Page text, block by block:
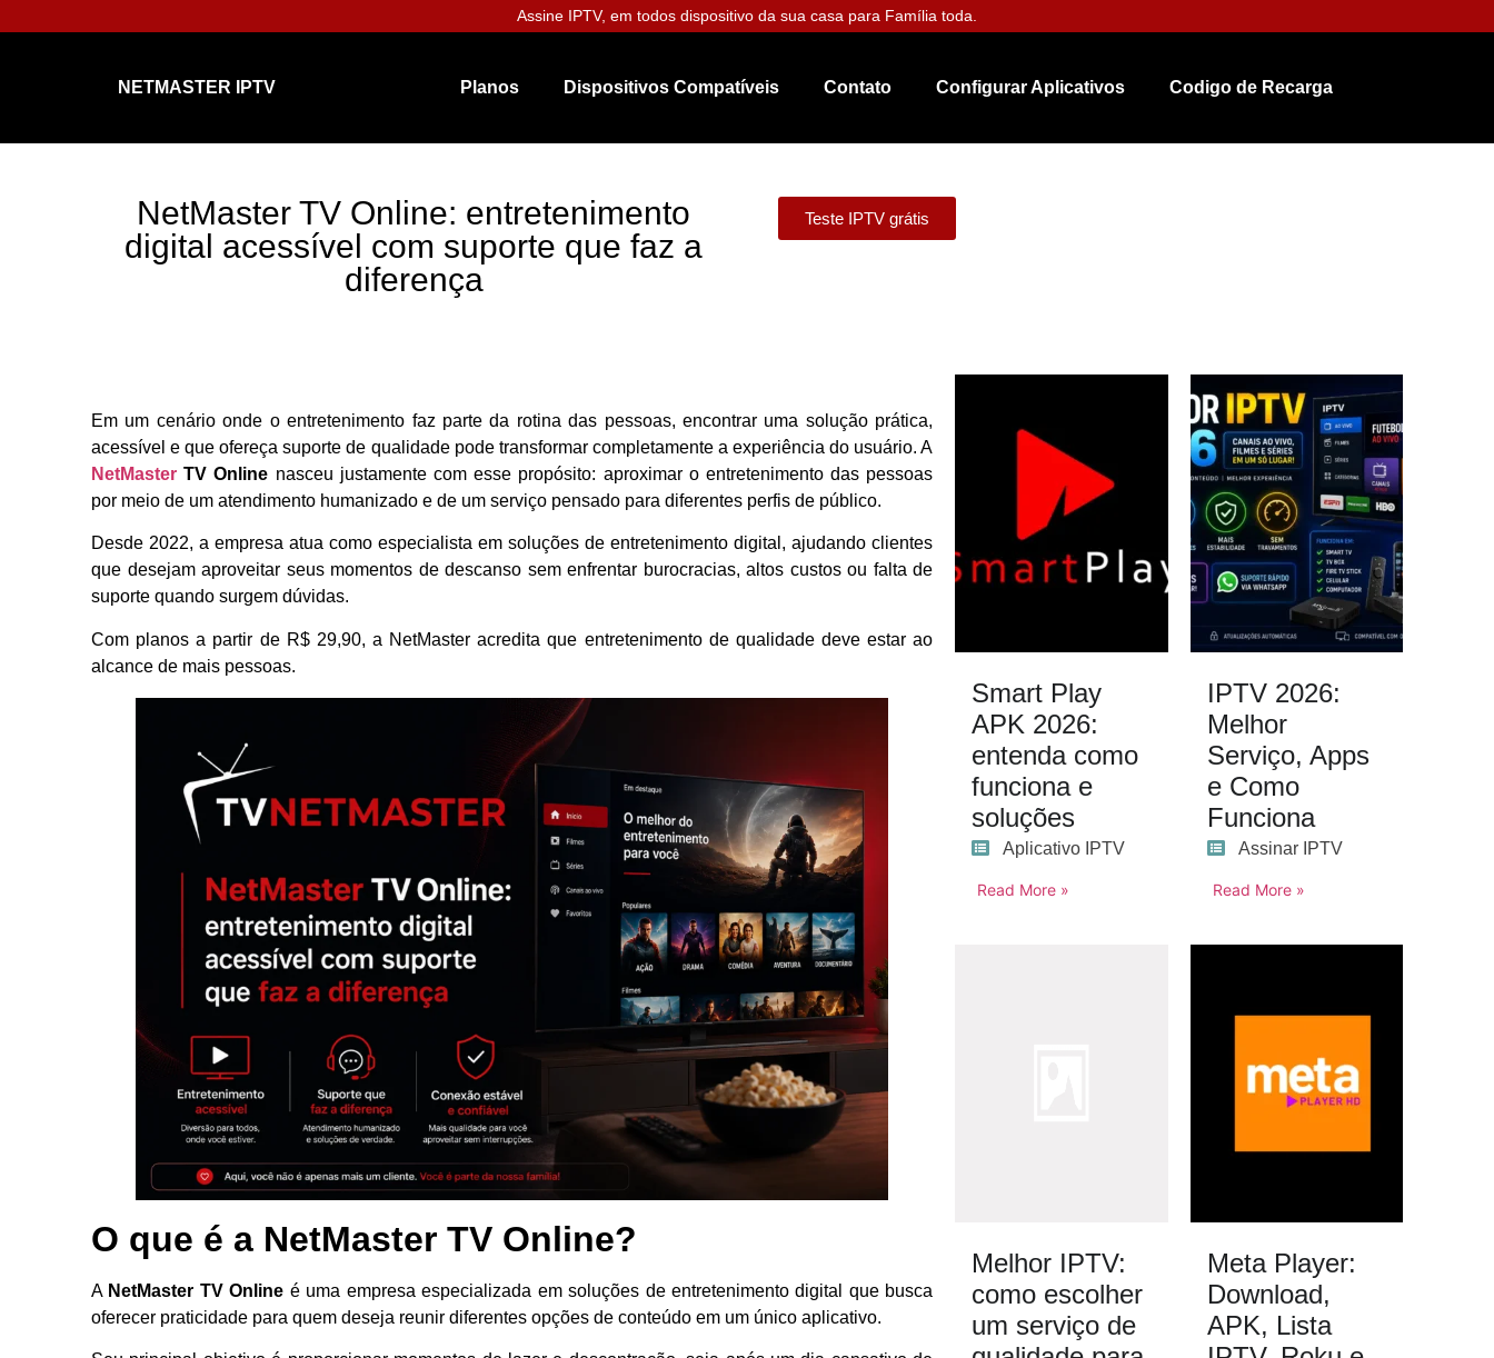
Assine IPTV, em todos dispositivo da sua casa para Família toda.
NETMASTER IPTV Planos Dispositivos Compatíveis Contato Configurar Aplicativos Codigo de Recarga
NetMaster TV Online: entretenimento
digital acessível com suporte que faz a
diferença
Teste IPTV grátis
Em um cenário onde o entretenimento faz parte da rotina das pessoas, encontrar uma solução prática,
acessível e que ofereça suporte de qualidade pode transformar completamente a experiência do usuário. A
NetMaster TV Online nasceu justamente com esse propósito: aproximar o entretenimento das pessoas
por meio de um atendimento humanizado e de um serviço pensado para diferentes perfis de público.
Desde 2022, a empresa atua como especialista em soluções de entretenimento digital, ajudando clientes
que desejam aproveitar seus momentos de descanso sem enfrentar burocracias, altos custos ou falta de
suporte quando surgem dúvidas.
Com planos a partir de R$ 29,90, a NetMaster acredita que entretenimento de qualidade deve estar ao
alcance de mais pessoas.
O que é a NetMaster TV Online?
A NetMaster TV Online é uma empresa especializada em soluções de entretenimento digital que busca
oferecer praticidade para quem deseja reunir diferentes opções de conteúdo em um único aplicativo.
Smart Play
APK 2026:
entenda como
funciona e
soluções
Aplicativo IPTV
Read More »
IPTV 2026:
Melhor
Serviço, Apps
e Como
Funciona
Assinar IPTV
Read More »
Melhor IPTV:
como escolher
um serviço de
Meta Player:
Download,
APK, Lista